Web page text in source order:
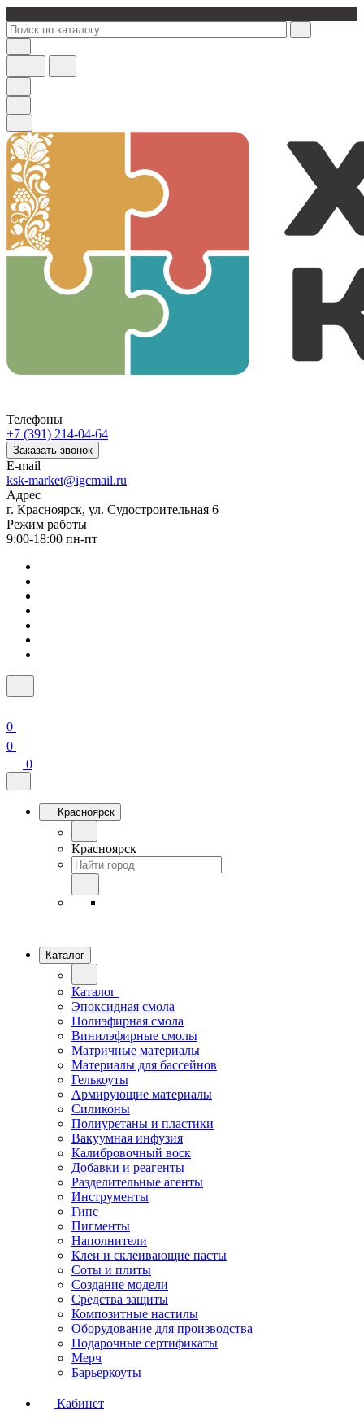
Телефоны
+7 (391) 214-04-64
Заказать звонок
E-mail
ksk-market@igcmail.ru
Адрес
г. Красноярск, ул. Судостроительная 6
Режим работы
9:00-18:00 пн-пт
0
0
0
Красноярск
Красноярск
Каталог
Каталог
Эпоксидная смола
Полиэфирная смола
Винилэфирные смолы
Матричные материалы
Материалы для бассейнов
Гелькоуты
Армирующие материалы
Силиконы
Полиуретаны и пластики
Вакуумная инфузия
Калибровочный воск
Добавки и реагенты
Разделительные агенты
Инструменты
Гипс
Пигменты
Наполнители
Клеи и склеивающие пасты
Соты и плиты
Создание модели
Средства защиты
Композитные настилы
Оборудование для производства
Подарочные сертификаты
Мерч
Барьеркоуты
Кабинет